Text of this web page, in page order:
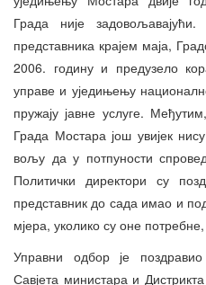
Града није задовољавајући.
представника крајем маја,
2006. годину и предузело
управе и уједињењу
пружају јавне услуге.
Града Мостара још увијек
вољу да у потпуности
Политички директори су
представник до сада имао и
мјера, уколико су оне
Управни одбор је
Савјета министара и